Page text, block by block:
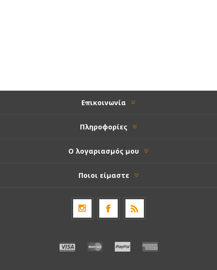
Επικοινωνία
Πληροφορίες
Ο λογαριασμός μου
Ποιοι είμαστε